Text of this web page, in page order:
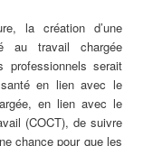
la création d’une
au travail chargée
professionnels serait
en lien avec le
en lien avec le
(COCT), de suivre
chance pour que les